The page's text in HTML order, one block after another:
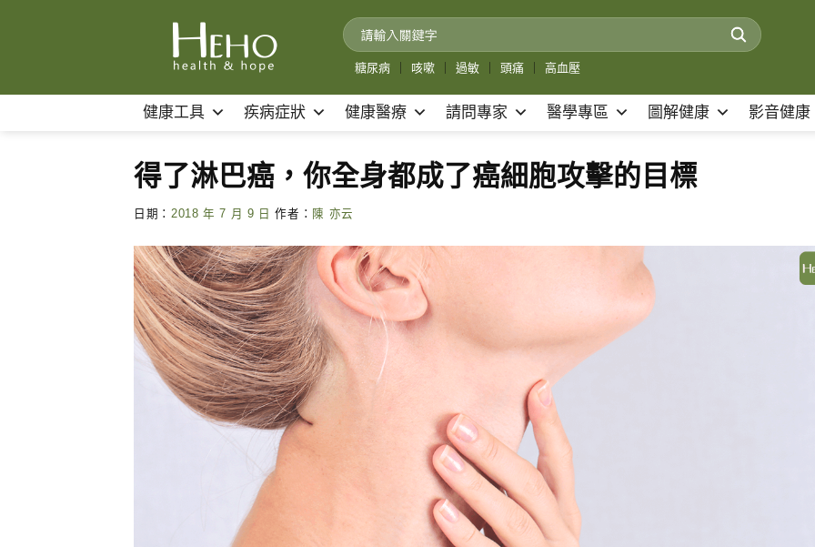
糖尿病 咳嗽 過敏 頭痛 高血壓
健康工具 疾病症狀 健康醫療 請問專家 醫學專區 圖解健康 影音健康
得了淋巴癌，你全身都成了癌細胞攻擊的目標
日期： 2018 年 7 月 9 日 作者： 陳 亦云